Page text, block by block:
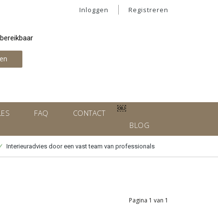
Inloggen Registreren
￼
FAQ
CONTACT
BLOG
Interieuradvies door een vast team van professionals
Pagina 1 van 1